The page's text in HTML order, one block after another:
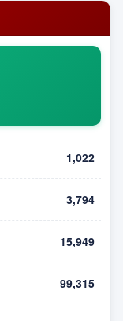
1,022
3,794
15,949
99,315